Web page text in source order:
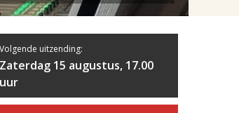
Volgende uitzending:
Zaterdag 15 augustus, 17.00
uur